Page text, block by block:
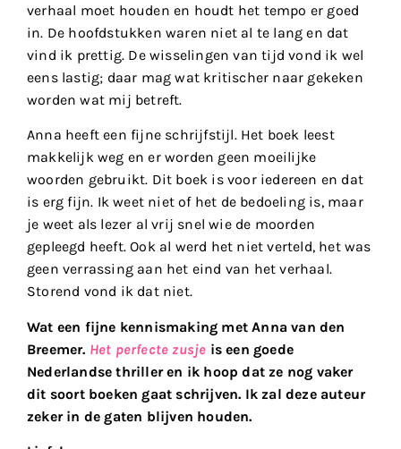
verhaal moet houden en houdt het tempo er goed
in. De hoofdstukken waren niet al te lang en dat
vind ik prettig. De wisselingen van tijd vond ik wel
eens lastig; daar mag wat kritischer naar gekeken
worden wat mij betreft.
Anna heeft een fijne schrijfstijl. Het boek leest
makkelijk weg en er worden geen moeilijke
woorden gebruikt. Dit boek is voor iedereen en dat
is erg fijn. Ik weet niet of het de bedoeling is, maar
je weet als lezer al vrij snel wie de moorden
gepleegd heeft. Ook al werd het niet verteld, het was
geen verrassing aan het eind van het verhaal.
Storend vond ik dat niet.
Wat een fijne kennismaking met Anna van den
Breemer. Het perfecte zusje is een goede
Nederlandse thriller en ik hoop dat ze nog vaker
dit soort boeken gaat schrijven. Ik zal deze auteur
zeker in de gaten blijven houden.